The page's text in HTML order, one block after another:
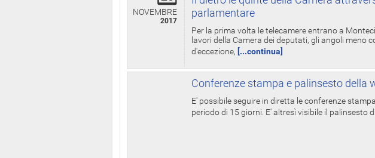
NOVEMBRE
2017
parlamentare
Per la prima volta le telecamere entrano a
lavori della Camera dei deputati, gli angoli meno
d'eccezione, [...continua]
Conferenze stampa e palinsesto della
E' possibile seguire in diretta le conferenze
periodo di 15 giorni. E' altresì visibile il